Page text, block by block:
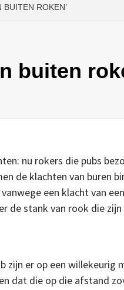
BUITEN ROKEN’
buiten
nu rokers die pubs
de klachten van buren
een klacht van
de stank van rook die
zijn er op een
dat die op die afstand